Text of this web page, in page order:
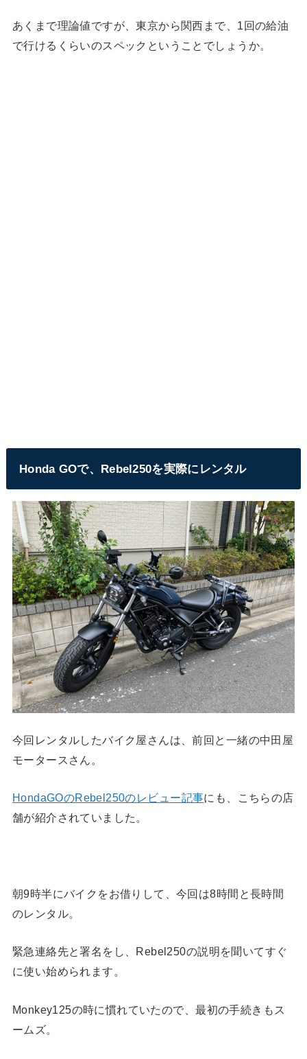
あくまで理論値ですが、東京から関西まで、1回の給油
で行けるくらいのスペックということでしょうか。
Honda GOで、Rebel250を実際にレンタル
今回レンタルしたバイク屋さんは、前回と一緒の中田屋
モータースさん。
HondaGOのRebel250のレビュー記事にも、こちらの店
舗が紹介されていました。
朝9時半にバイクをお借りして、今回は8時間と長時間
のレンタル。
緊急連絡先と署名をし、Rebel250の説明を聞いてすぐ
に使い始められます。
Monkey125の時に慣れていたので、最初の手続きもス
ームズ。